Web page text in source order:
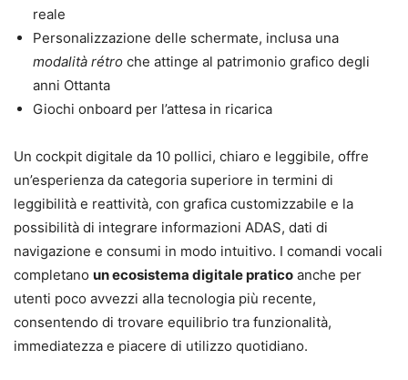
reale
Personalizzazione delle schermate, inclusa una
modalità rétro che attinge al patrimonio grafico degli
anni Ottanta
Giochi onboard per l’attesa in ricarica
Un cockpit digitale da 10 pollici, chiaro e leggibile, offre
un’esperienza da categoria superiore in termini di
leggibilità e reattività, con grafica customizzabile e la
possibilità di integrare informazioni ADAS, dati di
navigazione e consumi in modo intuitivo. I comandi vocali
completano un ecosistema digitale pratico anche per
utenti poco avvezzi alla tecnologia più recente,
consentendo di trovare equilibrio tra funzionalità,
immediatezza e piacere di utilizzo quotidiano.